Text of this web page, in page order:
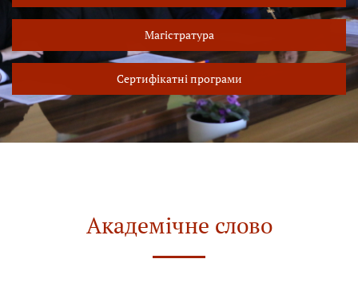
Магістратура
Сертифікатні програми
Академічне слово